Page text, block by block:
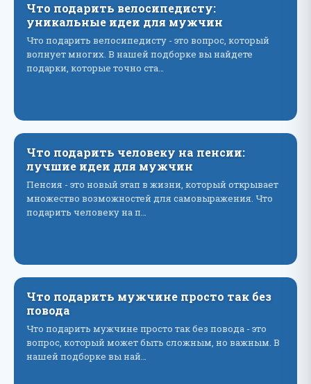
Что подарить велосипедисту:
уникальные идеи для мужчин
Что подарить велосипедисту - это вопрос, который
волнует многих. В нашей подборке вы найдете
подарки, которые точно ста…
Что подарить человеку на пенсии:
лучшие идеи для мужчин
Пенсия - это новый этап в жизни, который открывает
множество возможностей для самовыражения. Что
подарить человеку на п…
Что подарить мужчине просто так без
повода
Что подарить мужчине просто так без повода - это
вопрос, который может быть сложным, но важным. В
нашей подборке вы най…